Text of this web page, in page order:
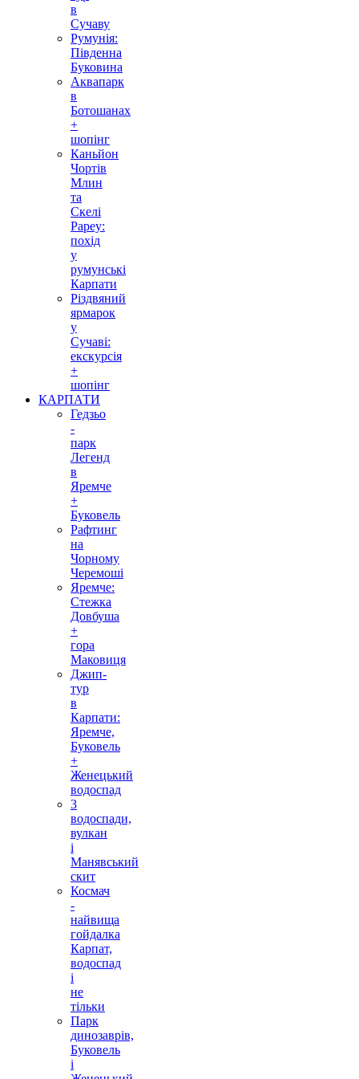
в
Сучаву
Румунія:
Південна
Буковина
Аквапарк
в
Ботошанах
+
шопінг
Каньйон
Чортів
Млин
та
Скелі
Рареу:
похід
у
румунські
Карпати
Різдвяний
ярмарок
у
Сучаві:
екскурсія
+
шопінг
КАРПАТИ
Гедзьо
-
парк
Легенд
в
Яремче
+
Буковель
Рафтинг
на
Чорному
Черемоші
Яремче:
Стежка
Довбуша
+
гора
Маковиця
Джип-
тур
в
Карпати:
Яремче,
Буковель
+
Женецький
водоспад
3
водоспади,
вулкан
і
Манявський
скит
Космач
-
найвища
гойдалка
Карпат,
водоспад
і
не
тільки
Парк
динозаврів,
Буковель
і